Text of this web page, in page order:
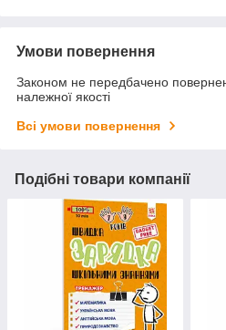
Умови повернення
Законом не передбачено
належної якості
Всі умови повернення
Подібні товари компанії